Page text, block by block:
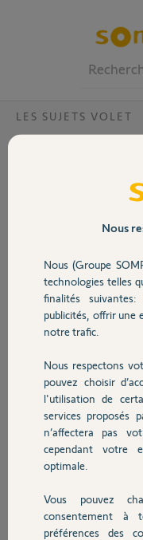
Volet
Sécurité
Domotique
Chauffage
Autres produits
Devis avec un pro
LES SUJETS VOLET
Volets roulants
Bonjour, quand j’ouvre
ouvre ou ferme
Patrick M.
il y a environ 4 ans
Réponses
Bonjour
Parceque la
volets.
Jean-Luc B.
Nous
Nous (Groupe
technologies telles
finalités
publicités, offrir une
notre trafic.
Nous respectons
pouvez choisir
l'utilisation de
services proposés
n’affectera pas
cependant votre
optimale.
Vous pouvez
consentement
préférences des